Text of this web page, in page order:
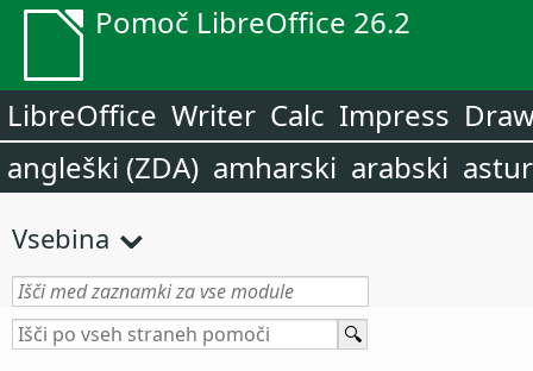
Pomoč LibreOffice 26.2
LibreOffice Writer Calc Impress
angleški (ZDA) amharski arabski
Vsebina